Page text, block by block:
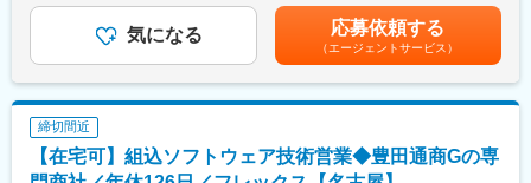
などの営業活動全般
・国内／海外開発拠点との連携業務(メール、Web会議、および現
HMIとは、ヒューマンマシンインターフェイスの略称で、人間と
機械が情報をやり取りする際に仲立ちをするための概念です。主
に液晶画面の操作をするための仕組みや機器の状態をグラフィカ
ルに表示するための仕組みを表すことが多く、当社製品ではそれ
ます。月給(月額)は固定手当を含めた表記です。
気になる 応募依頼する
（エージェントサービス）
締切間近
【在宅可】組込ソフトウェア技術営業◆豊田通商Gの専